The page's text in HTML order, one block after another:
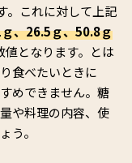
。これに対して上記
、26.5ｇ、50.8ｇ
値となります。とは
食べたいときに
めできません。糖
や料理の内容、使
う。